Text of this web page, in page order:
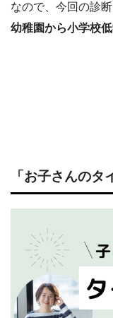
なので、今回の診
幼稚園から小学校
「お子さんの